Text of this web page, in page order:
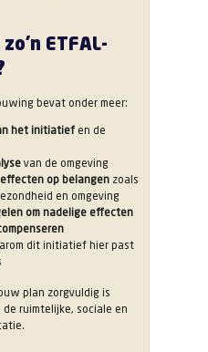
ETFAL-
bevat onder meer:
het initiatief en de
van de omgeving
op belangen zoals
en omgeving
om nadelige effecten
dit initiatief hier past
plan zorgvuldig is
ruimtelijke, sociale en